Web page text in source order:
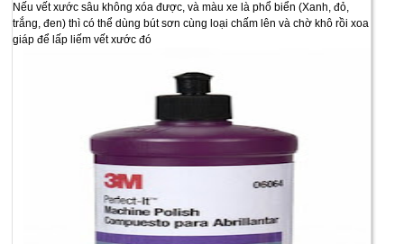
Nếu vết xước sâu không xóa được, và màu xe là phổ biển (Xanh, đỏ,
trắng, đen) thì có thể dùng bút sơn cùng loại chấm lên và chờ khô rồi xoa
giáp để lấp liếm vết xước đó